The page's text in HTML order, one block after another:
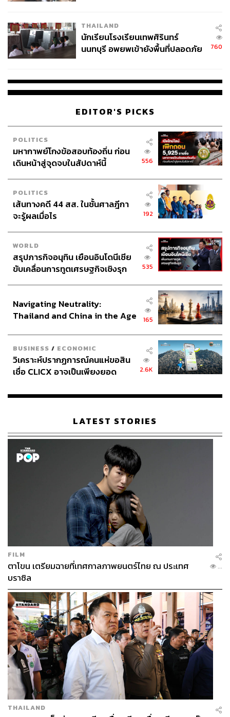
จ่ายหนี้-แอบระบุแบรนด์
THAILAND
นักเรียนโรงเรียนเทพศิรินทร์
นนทบุรี อพยพเข้ายังพื้นที่ปลอดภัย
760
EDITOR'S PICKS
POLITICS
มหากาพย์โกงข้อสอบท้องถิ่น ก่อน
เดินหน้าสู่จุดจบในสัปดาห์นี้
556
POLITICS
เส้นทางคดี 44 สส. ในชั้นศาลฎีกา
จะรู้ผลเมื่อไร
192
WORLD
สรุปภารกิจอนุทิน เยือนอินโดนีเซีย
ขับเคลื่อนการทูตเศรษฐกิจเชิงรุก
535
Navigating Neutrality:
Thailand and China in the Age
165
BUSINESS / ECONOMIC
วิเคราะห์ปรากฏการณ์คนแห่ขอสิน
เชื่อ CLICX อาจเป็นเพียงยอด
เรือนไทยที่ถูกซุกไว้
2.6K
LATEST STORIES
FILM
ตาโขน เตรียมฉายที่เทศกาลภาพยนตร์ไทย ณ ประเทศ
บราซิล
...
THAILAND